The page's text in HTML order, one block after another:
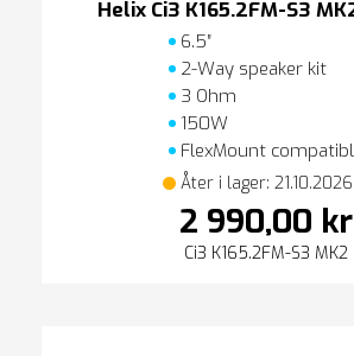
Helix Ci3 K165.2FM-S3
6.5″
2-Way speaker kit
3 Ohm
150W
FlexMount
Åter i lager: 21.10.2026
2 990,00 kr
Ci3 K165.2FM-S3 MK2